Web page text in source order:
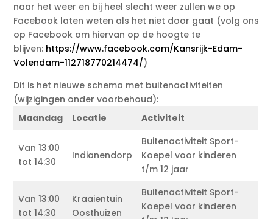
naar het weer en bij heel slecht weer zullen we op
Facebook laten weten als het niet door gaat (volg ons
op Facebook om hiervan op de hoogte te
blijven: https://www.facebook.com/Kansrijk-Edam-
Volendam-112718770214474/)
Dit is het nieuwe schema met buitenactiviteiten
(wijzigingen onder voorbehoud):
Maandag
Locatie Activiteit
Van 13:00
tot 14:30
Indianendorp
Buitenactiviteit Sport-
Koepel voor kinderen
t/m 12 jaar
Van 13:00
tot 14:30
Kraaientuin
Oosthuizen
Buitenactiviteit Sport-
Koepel voor kinderen